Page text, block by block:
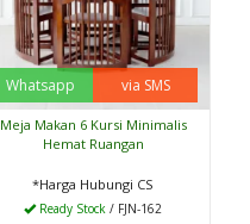
Whatsapp via SMS
Meja Makan 6 Kursi Minimalis
Hemat Ruangan
*Harga Hubungi CS
Ready Stock / FJN-162